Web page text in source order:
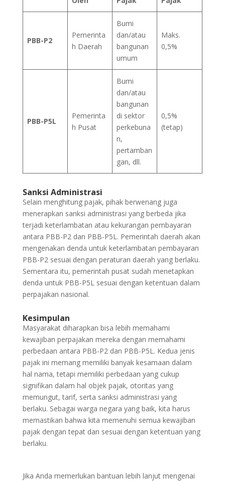
PBB-P2
Pemerinta
h Daerah
Bumi
dan/atau
bangunan
umum
Maks.
0,5%
PBB-P5L
Pemerinta
h Pusat
Bumi
dan/atau
bangunan
di sektor
perkebuna
n,
pertamban
gan, dll.
0,5%
(tetap)
Sanksi Administrasi
Selain menghitung pajak, pihak berwenang juga
menerapkan sanksi administrasi yang berbeda jika
terjadi keterlambatan atau kekurangan pembayaran
antara PBB-P2 dan PBB-P5L. Pemerintah daerah akan
mengenakan denda untuk keterlambatan pembayaran
PBB-P2 sesuai dengan peraturan daerah yang berlaku.
Sementara itu, pemerintah pusat sudah menetapkan
denda untuk PBB-P5L sesuai dengan ketentuan dalam
perpajakan nasional.
Kesimpulan
Masyarakat diharapkan bisa lebih memahami
kewajiban perpajakan mereka dengan memahami
perbedaan antara PBB-P2 dan PBB-P5L. Kedua jenis
pajak ini memang memiliki banyak kesamaan dalam
hal nama, tetapi memiliki perbedaan yang cukup
signifikan dalam hal objek pajak, otoritas yang
memungut, tarif, serta sanksi administrasi yang
berlaku. Sebagai warga negara yang baik, kita harus
memastikan bahwa kita memenuhi semua kewajiban
pajak dengan tepat dan sesuai dengan ketentuan yang
berlaku.
Jika Anda memerlukan bantuan lebih lanjut mengenai